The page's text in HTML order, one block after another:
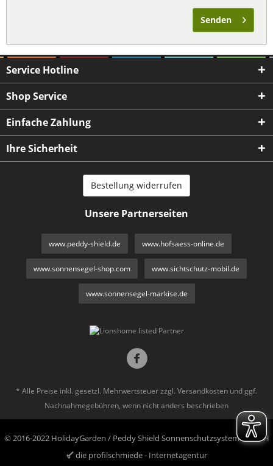
Senden
Service Hotline
Shop Service
Einfache Zahlung
Ihre Sicherheit
Bestellung widerrufen
Unsere Partnerseiten
www.peddy-shield.de www.hofsaess-online.de
www.sonnensegel-shop.com www.sichtschutz-mobil.de
www.sonnensegel-markise.de
* Alle Preise inkl. gesetzl. Mehrwertsteuer zzgl. Versandkosten und ggf.
Nachnahmegebühren, wenn nicht anders beschrieben
© 2016-2022 HolidayGarden / Peddy Shield Sonnenschutzsysteme GmbH
die profilschmiede - Internetagentur